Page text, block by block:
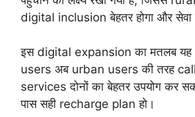
digital inclusion बेहतर होगा और सेवा
इस digital expansion का मतलब यह
users अब urban users की तरह
services दोनों का बेहतर उपयोग कर
पास सही recharge plan हो।